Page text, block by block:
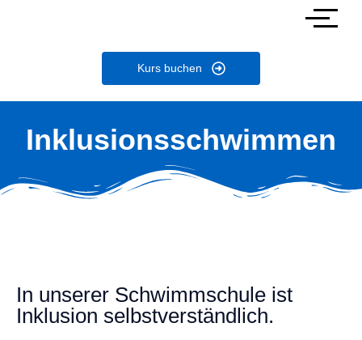
Kurs buchen
Inklusionsschwimmen
In unserer Schwimmschule ist
Inklusion selbstverständlich.